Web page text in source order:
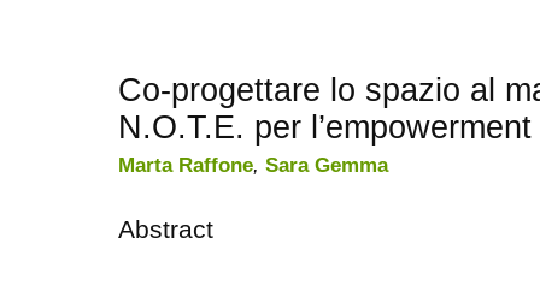
Co-progettare lo spazio al
N.O.T.E. per
Marta Raffone, Sara Gemma
Abstract